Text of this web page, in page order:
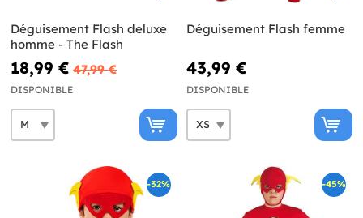
Déguisement Flash deluxe
homme - The Flash
18,99 € 47,99 €
DISPONIBLE
Déguisement Flash femme
43,99 €
DISPONIBLE
-32% -45%